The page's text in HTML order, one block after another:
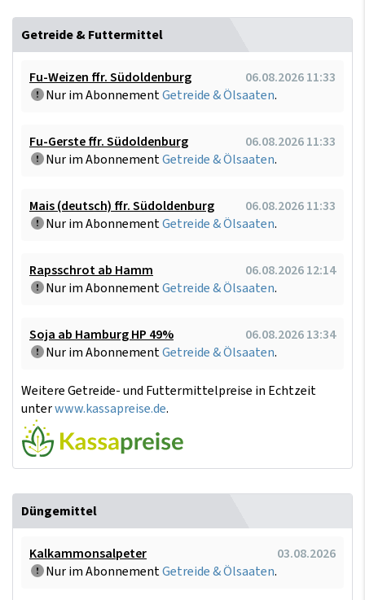
Getreide & Futtermittel
Fu-Weizen ffr. Südoldenburg
06.08.2026 11:33
Nur im AbonnementGetreide & Ölsaaten.
Fu-Gerste ffr. Südoldenburg
06.08.2026 11:33
Nur im AbonnementGetreide & Ölsaaten.
Mais (deutsch) ffr. Südoldenburg
06.08.2026 11:33
Nur im AbonnementGetreide & Ölsaaten.
Rapsschrot ab Hamm
06.08.2026 12:14
Nur im AbonnementGetreide & Ölsaaten.
Soja ab Hamburg HP 49%
06.08.2026 13:34
Nur im AbonnementGetreide & Ölsaaten.
Weitere Getreide- und Futtermittelpreise in Echtzeit
unterwww.kassapreise.de.
Düngemittel
Kalkammonsalpeter
03.08.2026
Nur im AbonnementGetreide & Ölsaaten.